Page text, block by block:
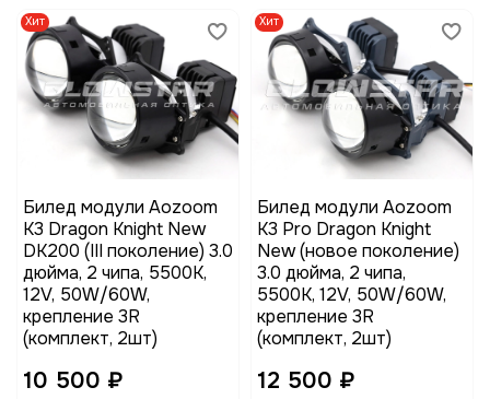
Хит
Билед модули Aozoom
K3 Dragon Knight New
DK200 (III поколение) 3.0
дюйма, 2 чипа, 5500K,
12V, 50W/60W,
крепление 3R
(комплект, 2шт)
10 500 ₽
Хит
Билед модули Aozoom
K3 Pro Dragon Knight
New (новое поколение)
3.0 дюйма, 2 чипа,
5500K, 12V, 50W/60W,
крепление 3R
(комплект, 2шт)
12 500 ₽